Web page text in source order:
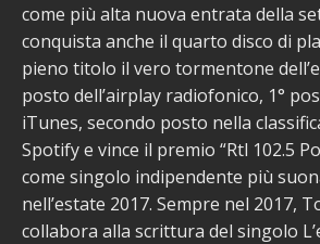
come più alta nuova entrata della
conquista anche il quarto disco di
pieno titolo il vero tormentone
posto dell’airplay radiofonico, 1°
iTunes, secondo posto nella
Spotify e vince il premio “Rtl 102.5
come singolo indipendente più
nell’estate 2017. Sempre nel 2017,
collabora alla scrittura del singolo